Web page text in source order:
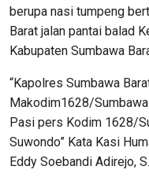
berupa nasi tumpeng
Barat jalan pantai balad
Kabupaten Sumbawa
“Kapolres Sumbawa
Makodim1628/
Pasi pers Kodim 1628/
Suwondo” Kata Kasi
Eddy Soebandi Adirejo,